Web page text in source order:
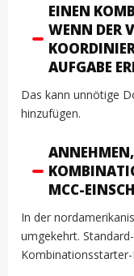
EINEN
WENN DER
AUFGABE
Das kann unnötige
hinzufügen.
MCC-
In der
umgekehrt.